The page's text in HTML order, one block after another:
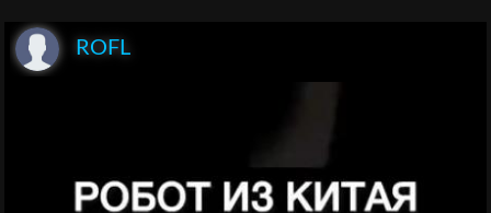
ROFL